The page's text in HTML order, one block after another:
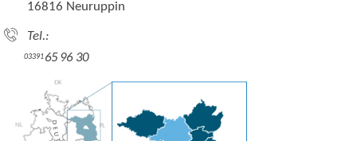
16816 Neuruppin
Tel.:
0339165 96 30